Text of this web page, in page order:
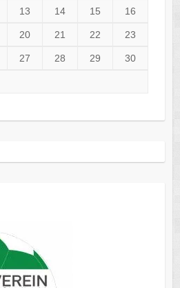
13 14 15 16
20 21 22 23
27 28 29 30